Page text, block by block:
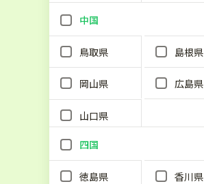
中国
鳥取県 島根県
岡山県 広島県
山口県
四国
徳島県 香川県